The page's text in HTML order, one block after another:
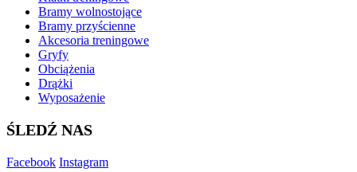
Bramy wolnostojące
Bramy przyścienne
Akcesoria treningowe
Gryfy
Obciążenia
Drążki
Wyposażenie
ŚLEDŹ NAS
Facebook Instagram